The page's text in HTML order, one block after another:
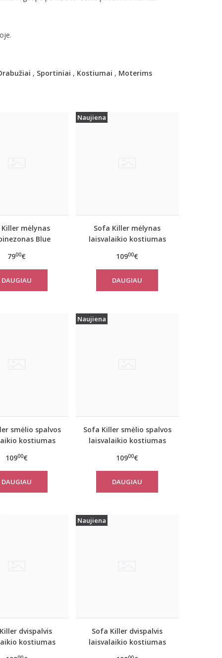
, Sportiniai , Kostiumai , Moterims
mėlynas
Blue
7900€
DAUGIAU
Naujiena
Sofa Killer mėlynas
laisvalaikio kostiumas
10900€
DAUGIAU
smėlio spalvos
kostiumas
10900€
DAUGIAU
Naujiena
Sofa Killer smėlio spalvos
laisvalaikio kostiumas
10900€
DAUGIAU
dvispalvis
kostiumas
Naujiena
Sofa Killer dvispalvis
laisvalaikio kostiumas